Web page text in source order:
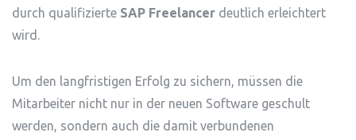
durch qualifizierte SAP Freelancer deutlich erleichtert
wird.
Um den langfristigen Erfolg zu sichern, müssen die
Mitarbeiter nicht nur in der neuen Software geschult
werden, sondern auch die damit verbundenen